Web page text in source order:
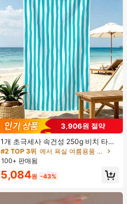
3,906원 절약
1개 초극세사 속건성 250g 비치 타월,
심플한 블루 세로 스트라이프 비치 블
랭킷, 방수 비치 매트, 요가 매트, 자외
선 차단 숄, 여행, 캠핑, 수영, 비치 의
자에 적합, 여름 해변 필수품
#2 TOP 3위
에서 욕실 여름용품 욕실 타월
재고 5개 남음
#2 TOP 3위
에서 욕실 여름용품 욕실 타월
재고 5개 남음
#2 TOP 3위
에서 욕실 여름용품 욕실 타월
재고 5개 남음
#2 TOP 3위
100+ 판매됨
5,084원 -43%